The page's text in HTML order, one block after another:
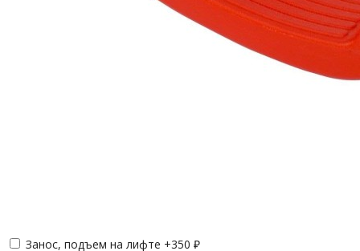
Занос, подъем на лифте +350 ₽